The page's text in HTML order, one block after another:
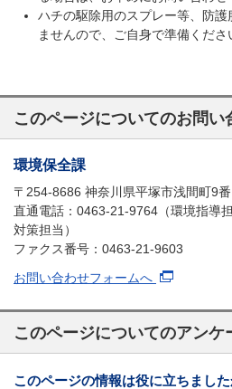
ハチの駆除用のスプレー等、防
ませんので、ご自身で準備くださ
このページについてのお問い
環境保全課
〒254-8686 神奈川県平塚市浅間町9
直通電話：0463-21-9764（環境指導
対策担当）
ファクス番号：0463-21-9603
お問い合わせフォームへ
このページについてのアンケ
このページの情報は役に立ちました